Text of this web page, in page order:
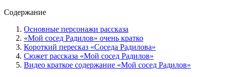
Содержание
Основные персонажи рассказа
«Мой сосед Радилов» очень кратко
Короткий пересказ «Соседа Радилова»
Сюжет рассказа «Мой сосед Радилов»
Видео краткое содержание «Мой сосед Радилов»